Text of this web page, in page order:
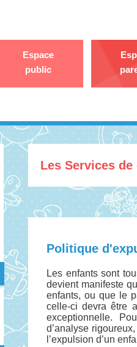
Les Services
Espace
public
Politique
Les enfants sont
devient manifeste
enfants, ou que le
celle-ci devra être
exceptionnelle.
d’analyse
l’expulsion d’un